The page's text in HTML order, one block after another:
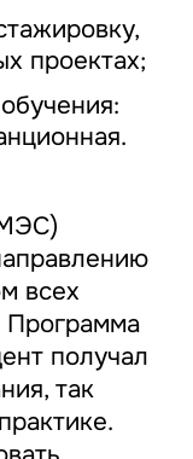
проектах;
всех
Программа
получал
так